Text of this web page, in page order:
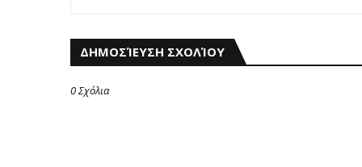
ΔΗΜΟΣΊΕΥΣΗ ΣΧΟΛΊΟΥ
0 Σχόλια